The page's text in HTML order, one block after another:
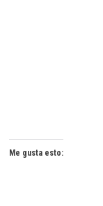
Me gusta esto: